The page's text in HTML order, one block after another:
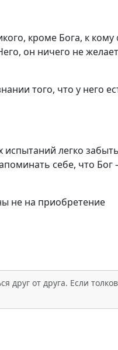
кроме Бога, к кому
он ничего не
того, что у него
легко
себе, что
не на приобретение
друг от друга. Если